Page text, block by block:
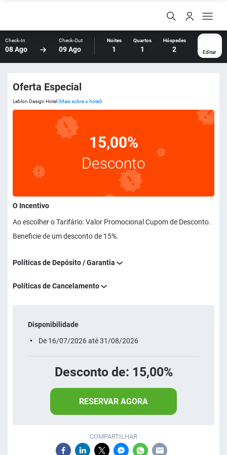
Check-In
08 Ago
Check-Out
09 Ago
Noites
1
Quartos
1
Hóspedes
2 Editar
Oferta Especial
Leblon Design Hotel (Mais sobre o hotel)
15,00%
Desconto
O Incentivo
Ao escolher o Tarifário: Valor Promocional Cupom de Desconto.
Beneficie de um desconto de 15%.
Políticas de Depósito / Garantia
Políticas de Cancelamento
Disponibilidade
De 16/07/2026 até 31/08/2026
Desconto de: 15,00%
RESERVAR AGORA
COMPARTILHAR